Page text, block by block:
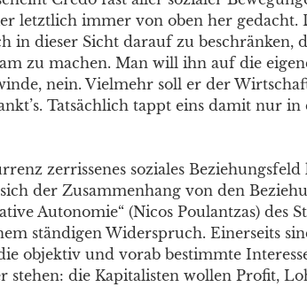
letztlich immer von oben her gedacht.
in dieser Sicht darauf zu beschränken,
zu machen. Man will ihn auf die
nein. Vielmehr soll er der
Tatsächlich tappt eins damit nur in
zerrissenes soziales
der Zusammenhang von den
Autonomie“ (Nicos Poulantzas) des
ständigen Widerspruch. Einerseits
objektiv und vorab bestimmte
stehen: die Kapitalisten wollen Profit,